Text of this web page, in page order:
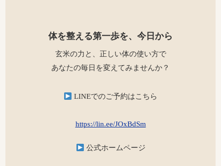
体を整える第一歩を、今日から
玄米の力と、正しい体の使い方で
あなたの毎日を変えてみませんか？
LINEでのご予約はこちら
https://lin.ee/JOxBdSm
公式ホームページ